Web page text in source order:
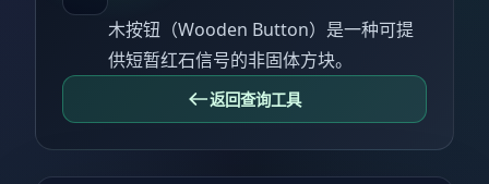
木按钮（Wooden Button）是一种可提
供短暂红石信号的非固体方块。
返回查询工具